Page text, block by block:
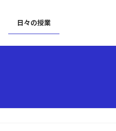
日々の授業